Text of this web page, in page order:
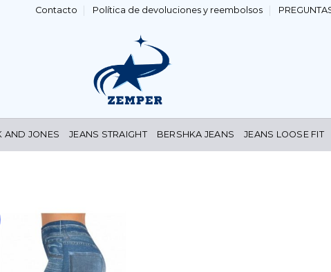
Contacto Política de devoluciones y reembolsos
AND JONES JEANS STRAIGHT BERSHKA JEANS JEANS LOOSE FIT